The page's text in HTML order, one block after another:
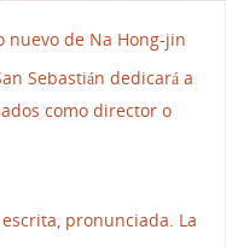
nuevo de Na Hong-jin
Sebastián dedicará a
como director o
pronunciada. La